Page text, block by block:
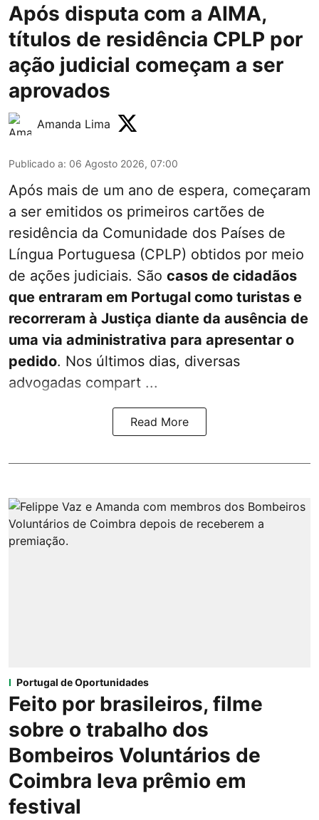
Após disputa com a AIMA,
títulos de residência CPLP por
ação judicial começam a ser
aprovados
Amanda Lima
Publicado a: 06 Agosto 2026, 07:00
Após mais de um ano de espera, começaram
a ser emitidos os primeiros cartões de
residência da Comunidade dos Países de
Língua Portuguesa (CPLP) obtidos por meio
de ações judiciais. São casos de cidadãos
que entraram em Portugal como turistas e
recorreram à Justiça diante da ausência de
uma via administrativa para apresentar o
pedido. Nos últimos dias, diversas
advogadas compart ...
Read More
Portugal de Oportunidades
Feito por brasileiros, filme
sobre o trabalho dos
Bombeiros Voluntários de
Coimbra leva prêmio em
festival